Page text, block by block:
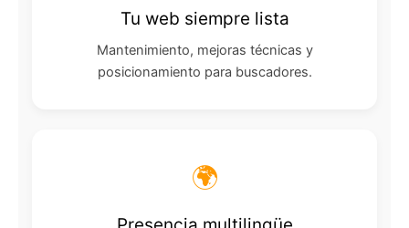
Tu web siempre lista
Mantenimiento, mejoras técnicas y
posicionamiento para buscadores.
🌍